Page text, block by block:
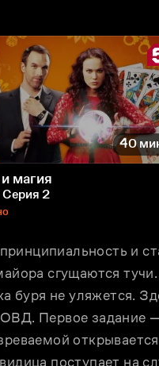
40
магия
Серия 2
и
сгущаются
буря не уляжется.
Первое задание
поступает на